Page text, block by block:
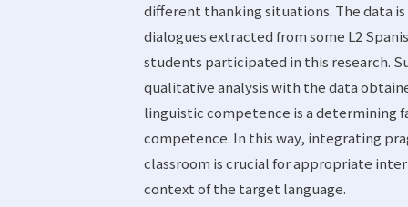
different thanking situations. The data
dialogues extracted from some L2
students participated in this research.
qualitative analysis with the data
linguistic competence is a determining
competence. In this way, integrating
classroom is crucial for appropriate
context of the target language.